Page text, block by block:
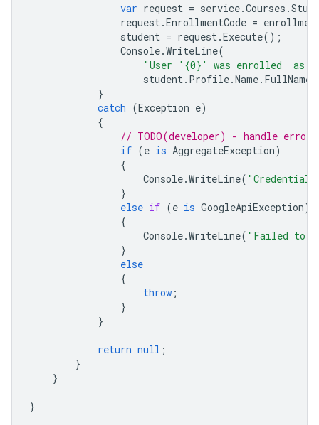
var request = service.Courses .
request .EnrollmentCode =
student = request .Execute();
Console.WriteLine(
"User '{0}' was enrolled  as
student . Profile.Name. FullName
}
catch (Exception e)
{
// TODO(developer) - handle error
if (e is AggregateException)
{
Console.WriteLine( "Credential
}
else if (e is GoogleApiException)
{
Console.WriteLine( "Failed to
}
else
{
throw ;
}
}
return null ;
}
}
}